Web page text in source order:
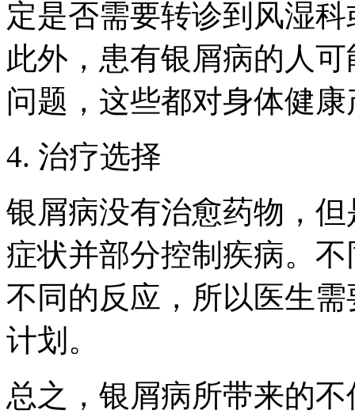
定是否需要转诊到风湿
此外，患有银屑病的人
问题，这些都对身体健
4. 治疗选择
银屑病没有治愈药物，
症状并部分控制疾病。
不同的反应，所以医生
计划。
总之，银屑病所带来的